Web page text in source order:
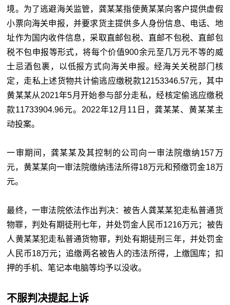
境。为了逃避海关监管，龚某某指使黄某某向客户提供虚假
小票向海关申报，并要求货主提供多人身份信息、电话、地
址作为国内收件信息，采取直邮包税、直邮不包税、直邮包
税不包申报等形式，将每个价值900余元至几万元不等的威
士忌酒包裹，以低报方式向海关申报。经海关关税部门核
定，走私上述货物共计偷逃应缴税款12153346.57元，其中
黄某某从2021年5月开始参与部分走私，经核定偷逃应缴税
款11733904.96元。2022年12月11日，龚某某、黄某某主
动投案。
一审期间，龚某某及其控制的公司向一审法院缴纳157万
元，黄某某向一审法院缴纳违法所得18万元和预缴罚金18万
元。
最终，一审法院依法作出判决：被告人龚某某犯走私普通货
物罪，判处有期徒刑七年，并处罚金人民币1216万元；被告
人黄某某犯走私普通货物罪，判处有期徒刑三年，并处罚金
人民币18万元；追缴两名被告人的违法所得，上缴国库；扣
押的手机、笔记本电脑等均予以没收。
不服判决提起上诉